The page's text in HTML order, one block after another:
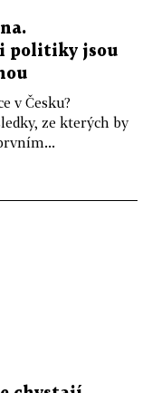
politiky jsou
v Česku?
ze kterých by